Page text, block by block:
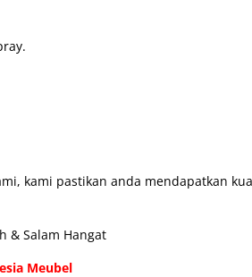
kami pastikan anda mendapatkan
& Salam Hangat
Meubel